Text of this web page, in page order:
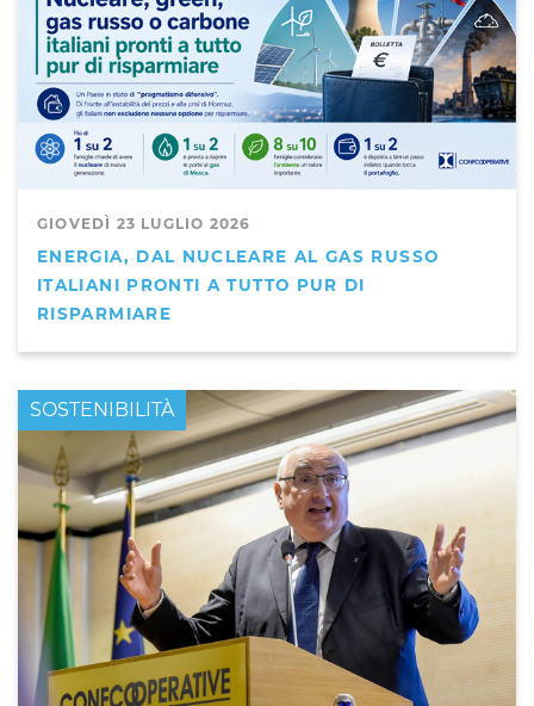
GIOVEDÌ 23 LUGLIO 2026
ENERGIA, DAL NUCLEARE AL GAS RUSSO
ITALIANI PRONTI A TUTTO PUR DI
RISPARMIARE
PRIMO PIANO
SOSTENIBILITÀ